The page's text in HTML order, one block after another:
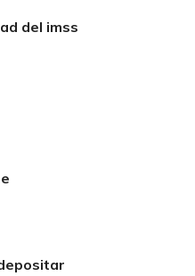
del imss